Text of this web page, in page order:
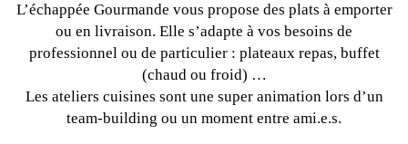
L’échappée Gourmande vous propose des plats à emporter
ou en livraison. Elle s’adapte à vos besoins de
professionnel ou de particulier : plateaux repas, buffet
(chaud ou froid) …
Les ateliers cuisines sont une super animation lors d’un
team-building ou un moment entre ami.e.s.